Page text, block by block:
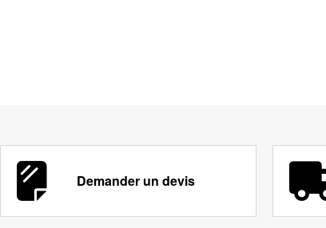
Demander un devis